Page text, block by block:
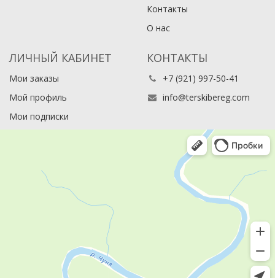
Контакты
О нас
ЛИЧНЫЙ КАБИНЕТ
Мои заказы
Мой профиль
Мои подписки
КОНТАКТЫ
+7 (921) 997-50-41
info@terskibereg.com